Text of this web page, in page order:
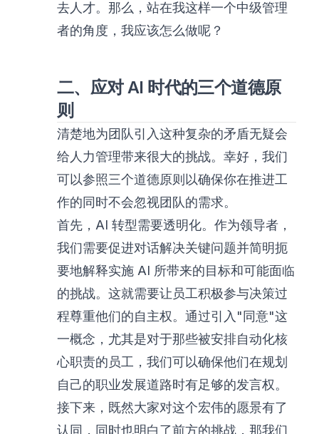
去人才。那么，站在我这样一个中级管理
者的角度，我应该怎么做呢？
二、应对 AI 时代的三个道德原
则
清楚地为团队引入这种复杂的矛盾无疑会
给人力管理带来很大的挑战。幸好，我们
可以参照三个道德原则以确保你在推进工
作的同时不会忽视团队的需求。
首先，AI 转型需要透明化。作为领导者，
我们需要促进对话解决关键问题并简明扼
要地解释实施 AI 所带来的目标和可能面临
的挑战。这就需要让员工积极参与决策过
程尊重他们的自主权。通过引入"同意"这
一概念，尤其是对于那些被安排自动化核
心职责的员工，我们可以确保他们在规划
自己的职业发展道路时有足够的发言权。
接下来，既然大家对这个宏伟的愿景有了
认同，同时也明白了前方的挑战，那我们